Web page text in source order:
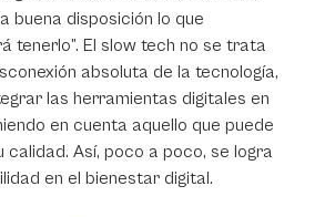
buena disposición lo que
tenerlo”. El slow tech no se trata
absoluta de la tecnología,
las herramientas digitales en
en cuenta aquello que puede
calidad. Así, poco a poco, se logra
en el bienestar digital.